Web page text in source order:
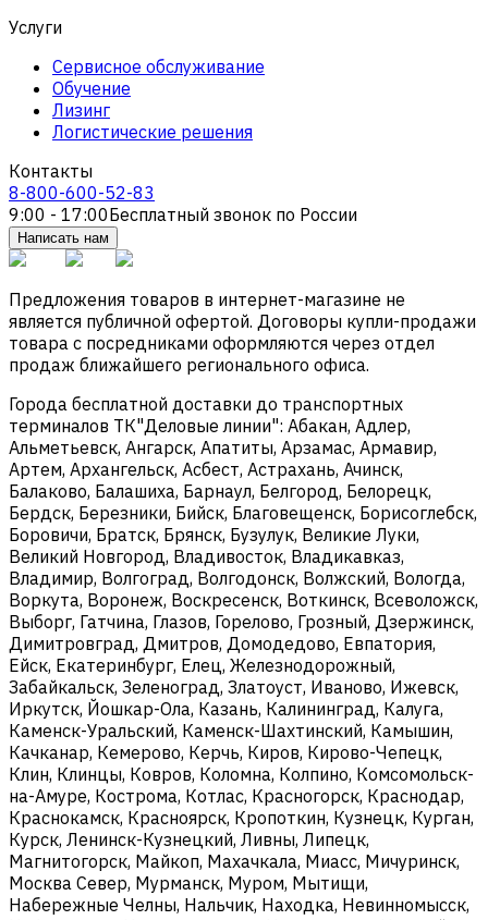
Услуги
Сервисное обслуживание
Обучение
Лизинг
Логистические решения
Контакты
8-800-600-52-83
9:00 - 17:00Бесплатный звонок по России
Написать нам
Предложения товаров в интернет-магазине не
является публичной офертой. Договоры купли-продажи
товара с посредниками оформляются через отдел
продаж ближайшего регионального офиса.
Города бесплатной доставки до транспортных
терминалов ТК"Деловые линии": Абакан, Адлер,
Альметьевск, Ангарск, Апатиты, Арзамас, Армавир,
Артем, Архангельск, Асбест, Астрахань, Ачинск,
Балаково, Балашиха, Барнаул, Белгород, Белорецк,
Бердск, Березники, Бийск, Благовещенск, Борисоглебск,
Боровичи, Братск, Брянск, Бузулук, Великие Луки,
Великий Новгород, Владивосток, Владикавказ,
Владимир, Волгоград, Волгодонск, Волжский, Вологда,
Воркута, Воронеж, Воскресенск, Воткинск, Всеволожск,
Выборг, Гатчина, Глазов, Горелово, Грозный, Дзержинск,
Димитровград, Дмитров, Домодедово, Евпатория,
Ейск, Екатеринбург, Елец, Железнодорожный,
Забайкальск, Зеленоград, Златоуст, Иваново, Ижевск,
Иркутск, Йошкар-Ола, Казань, Калининград, Калуга,
Каменск-Уральский, Каменск-Шахтинский, Камышин,
Качканар, Кемерово, Керчь, Киров, Кирово-Чепецк,
Клин, Клинцы, Ковров, Коломна, Колпино, Комсомольск-
на-Амуре, Кострома, Котлас, Красногорск, Краснодар,
Краснокамск, Красноярск, Кропоткин, Кузнецк, Курган,
Курск, Ленинск-Кузнецкий, Ливны, Липецк,
Магнитогорск, Майкоп, Махачкала, Миасс, Мичуринск,
Москва Север, Мурманск, Муром, Мытищи,
Набережные Челны, Нальчик, Находка, Невинномысск,